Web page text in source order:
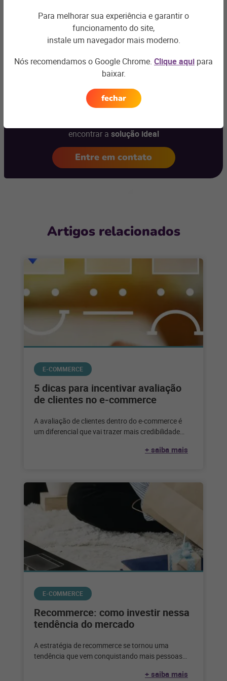
Ficou com
alguma dúvida?
encontrar a solução ideal
Entre em contato
Artigos relacionados
E-COMMERCE
5 dicas para incentivar avaliação
de clientes no e-commerce
A avaliação de clientes dentro do e-commerce é
um diferencial que vai trazer mais credibilidade
+ saiba mais
E-COMMERCE
Recommerce: como investir nessa
tendência do mercado
A estratégia de recommerce se tornou uma
tendência que vem conquistando mais pessoas
+ saiba mais
Para melhorar sua experiência e garantir o
funcionamento do site,
instale um navegador mais moderno.
Nós recomendamos o Google Chrome. Clique aqui para
baixar.
fechar